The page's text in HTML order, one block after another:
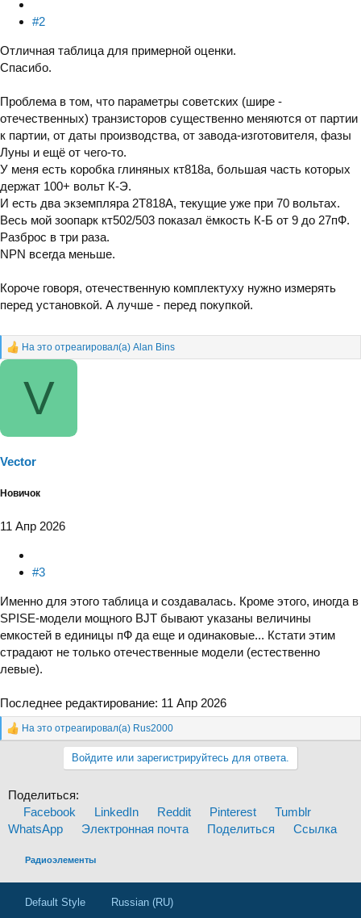
#2
Отличная таблица для примерной оценки.
Спасибо.
Проблема в том, что параметры советских (шире -
отечественных) транзисторов существенно меняются от партии
к партии, от даты производства, от завода-изготовителя, фазы
Луны и ещё от чего-то.
У меня есть коробка глиняных кт818а, большая часть которых
держат 100+ вольт К-Э.
И есть два экземпляра 2Т818А, текущие уже при 70 вольтах.
Весь мой зоопарк кт502/503 показал ёмкость К-Б от 9 до 27пФ.
Разброс в три раза.
NPN всегда меньше.
Короче говоря, отечественную комплектуху нужно измерять
перед установкой. А лучше - перед покупкой.
Р
На это отреагировал(а) Alan Bins
V
Vector
Новичок
11 Апр 2026
#3
Именно для этого таблица и создавалась. Кроме этого, иногда в
SPISE-модели мощного BJT бывают указаны величины
емкостей в единицы пФ да еще и одинаковые... Кстати этим
страдают не только отечественные модели (естественно
левые).
Последнее редактирование: 11 Апр 2026
Р
и
На это отреагировал(а) Rus2000
Войдите или зарегистрируйтесь для ответа.
Поделиться:
Facebook
LinkedIn Reddit Pinterest
Tumblr
WhatsApp
Электронная почта Поделиться Ссылка
Радиоэлементы
Default Style Russian (RU)